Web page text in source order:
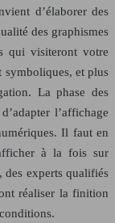
d’élaborer des
des graphismes
qui visiteront votre
symboliques, et plus
La phase des
l’affichage
Il faut en
à la fois sur
des experts qualifiés
réaliser la finition